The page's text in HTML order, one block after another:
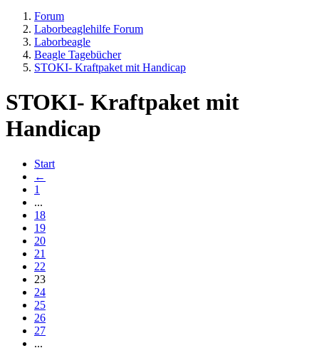
Forum
Laborbeaglehilfe Forum
Laborbeagle
Beagle Tagebücher
STOKI- Kraftpaket mit Handicap
STOKI- Kraftpaket mit
Handicap
Start
←
1
...
18
19
20
21
22
23
24
25
26
27
...